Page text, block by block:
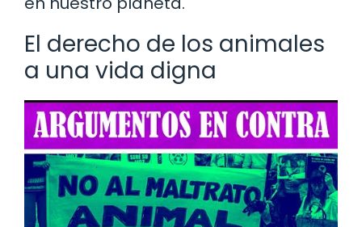
El derecho de los animales
a una vida digna